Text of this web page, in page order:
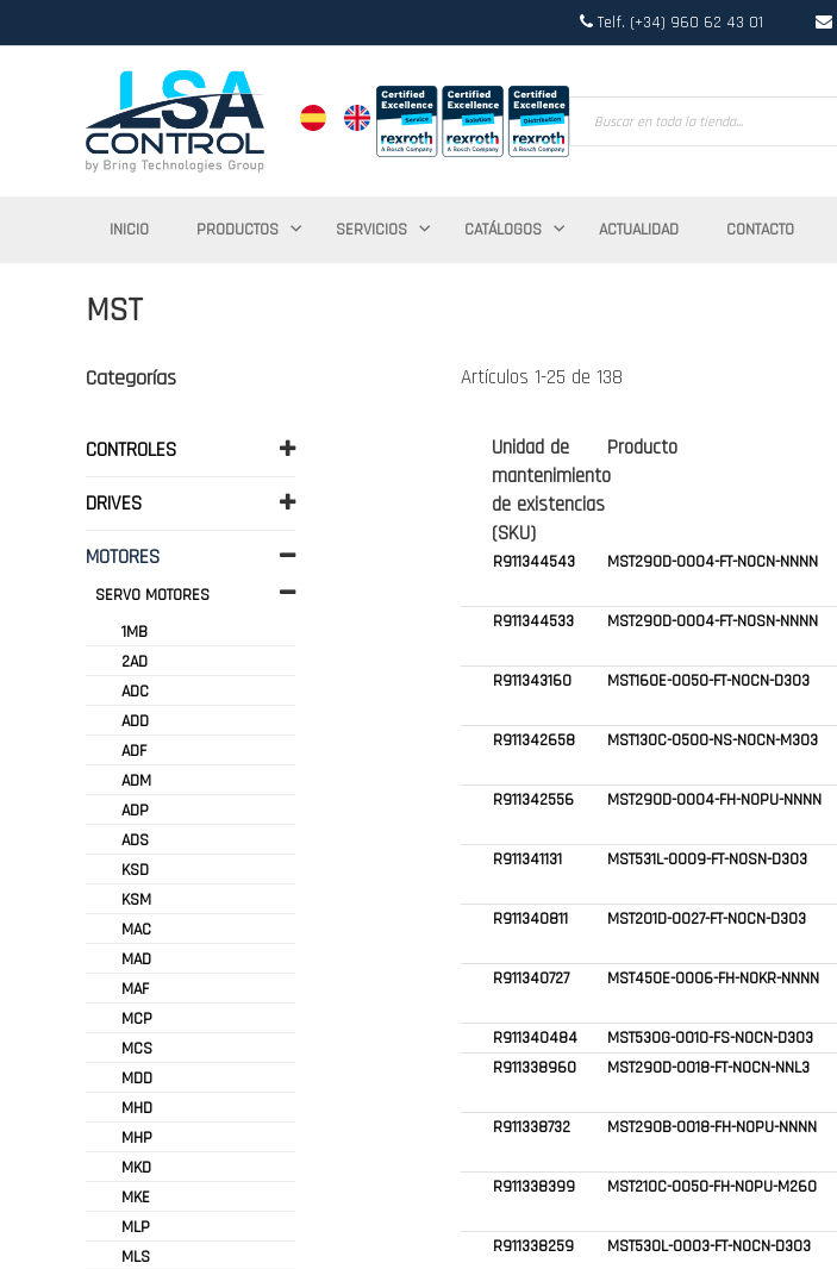
Telf. (+34) 960 62 43 01
INICIO PRODUCTOS SERVICIOS CATÁLOGOS ACTUALIDAD CONTACTO
MST
Artículos 1-25 de 138
Unidad de
mantenimiento
de existencias
(SKU)
Producto
R911344543 MST290D-0004-FT-N0CN-NNNN
R911344533 MST290D-0004-FT-N0SN-NNNN
R911343160 MST160E-0050-FT-N0CN-D303
R911342658 MST130C-0500-NS-N0CN-M303
R911342556 MST290D-0004-FH-N0PU-NNNN
R911341131 MST531L-0009-FT-N0SN-D303
R911340811 MST201D-0027-FT-N0CN-D303
R911340727 MST450E-0006-FH-N0KR-NNNN
R911340484 MST530G-0010-FS-N0CN-D303
R911338960
MST290D-0018-FT-N0CN-NNL3
R911338732 MST290B-0018-FH-N0PU-NNNN
R911338399 MST210C-0050-FH-N0PU-M260
R911338259 MST530L-0003-FT-N0CN-D303
Categorías
CONTROLES
DRIVES
MOTORES
SERVO MOTORES
1MB
2AD
ADC
ADD
ADF
ADM
ADP
ADS
KSD
KSM
MAC
MAD
MAF
MCP
MCS
MDD
MHD
MHP
MKD
MKE
MLP
MLS